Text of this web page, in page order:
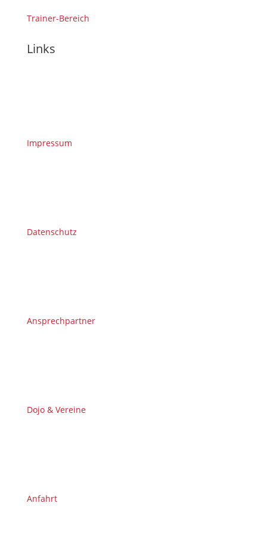
Trainer-Bereich
Links
Impressum
Datenschutz
Ansprechpartner
Dojo & Vereine
Anfahrt